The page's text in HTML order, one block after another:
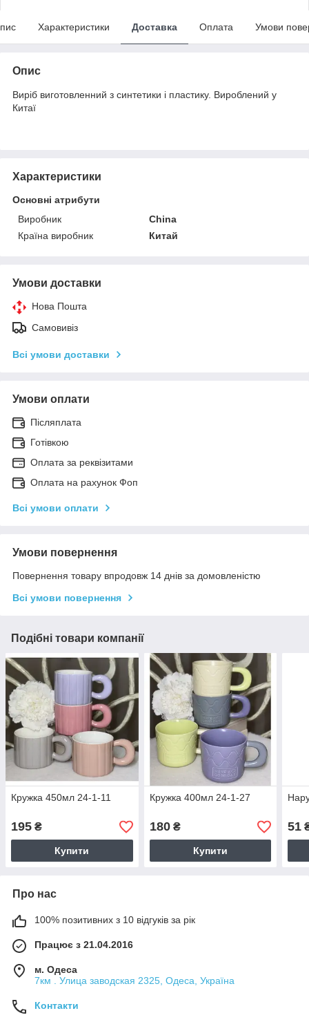
Характеристики Доставка Оплата Умови
Опис
Виріб виготовленний з синтетики і пластику. Вироблений у
Китаї
Характеристики
Основні атрибути
Виробник
China
Країна виробник
Китай
Умови доставки
Нова Пошта
Самовивіз
Всі умови доставки
Умови оплати
Післяплата
Готівкою
Оплата за реквізитами
Оплата на рахунок Фоп
Всі умови оплати
Умови повернення
Повернення товару впродовж 14 днів за домовленістю
Всі умови повернення
Подібні товари компанії
Кружка 450мл 24-1-11
195 ₴
Купити
Кружка 400мл 24-1-27
180₴
Купити
51
Про нас
100% позитивних з 10 відгуків за рік
Працює з 21.04.2016
м. Одеса
7км . Улица заводская 2325, Одеса, Україна
Контакти